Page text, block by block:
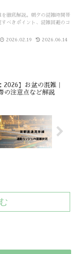
徹底解説。朝夕の混雑時間帯
べきポイント、混雑回避のコ
2026.02.19 2026.06.14
2026】お盆の混雑｜
の注意点など解説